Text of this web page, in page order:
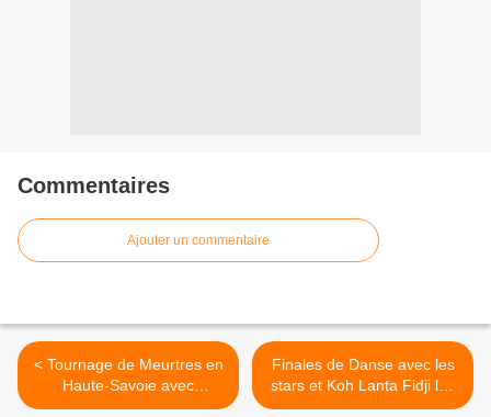
Commentaires
Ajouter un commentaire
< Tournage de Meurtres en
Haute-Savoie avec
Gwendoline Hamon et
Finales de Danse avec les
stars et Koh Lanta Fidji les
13 et 15 décembre. >